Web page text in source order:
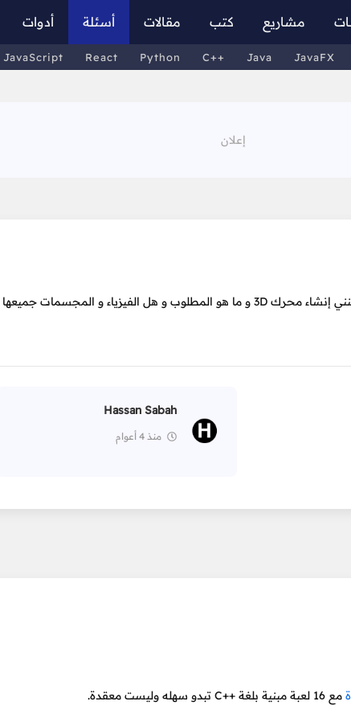
مشاريع كتب مقالات أسئلة أدوات
JavaScript React Python C++ Java JavaFX
مرحباً كما في العنوان أحببت أن أستفسر إن كان الأمر صعب أم سهل و هل يمكنني إنشاء محرك 3D و ما هو المطلوب و هل الفيزياء و المجسمات جميعها
Hassan Sabah
منذ 4 أعوام
مع 16 لعبة مبنية بلغة ++C تبدو سهله وليست معقدة.